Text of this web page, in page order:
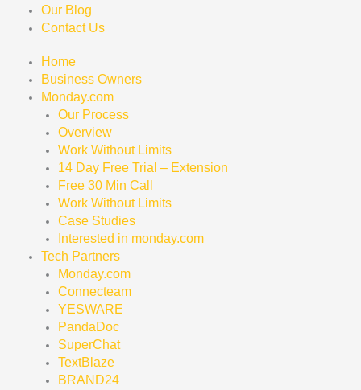
Our Blog
Contact Us
Home
Business Owners
Monday.com
Our Process
Overview
Work Without Limits
14 Day Free Trial – Extension
Free 30 Min Call
Work Without Limits
Case Studies
Interested in monday.com
Tech Partners
Monday.com
Connecteam
YESWARE
PandaDoc
SuperChat
TextBlaze
BRAND24